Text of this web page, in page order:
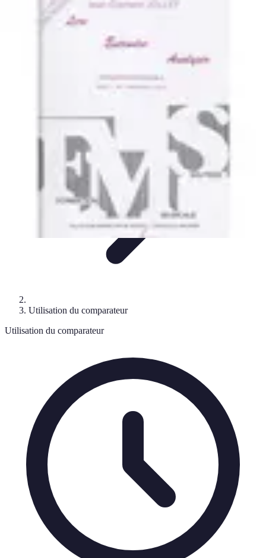
Comparateur MutuellePro
Guide d'utilisationComparateurs
Utilisation du comparateur
Utilisation du comparateur